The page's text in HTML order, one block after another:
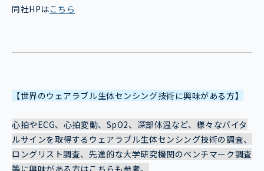
同社HPはこちら
【世界のウェアラブル生体センシング技術に興味がある方】
心拍やECG、心拍変動、SpO2、深部体温など、様々なバイタ
ルサインを取得するウェアラブル生体センシング技術の調査、
ロングリスト調査、先進的な大学研究機関のベンチマーク調査
等に興味がある方はこちらも参考。